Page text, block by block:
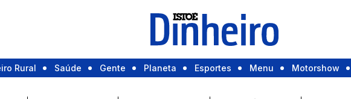
Rural Saúde Gente Planeta Esportes Menu Motorshow